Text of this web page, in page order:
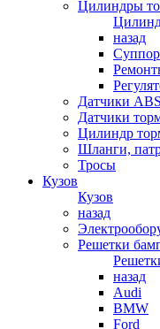
Цилиндры
назад
Датчики ABS
Датчики
Цилиндр
Шланги,
Тросы
Кузов
Кузов
назад
Решетки
назад
Audi
BMW
Ford